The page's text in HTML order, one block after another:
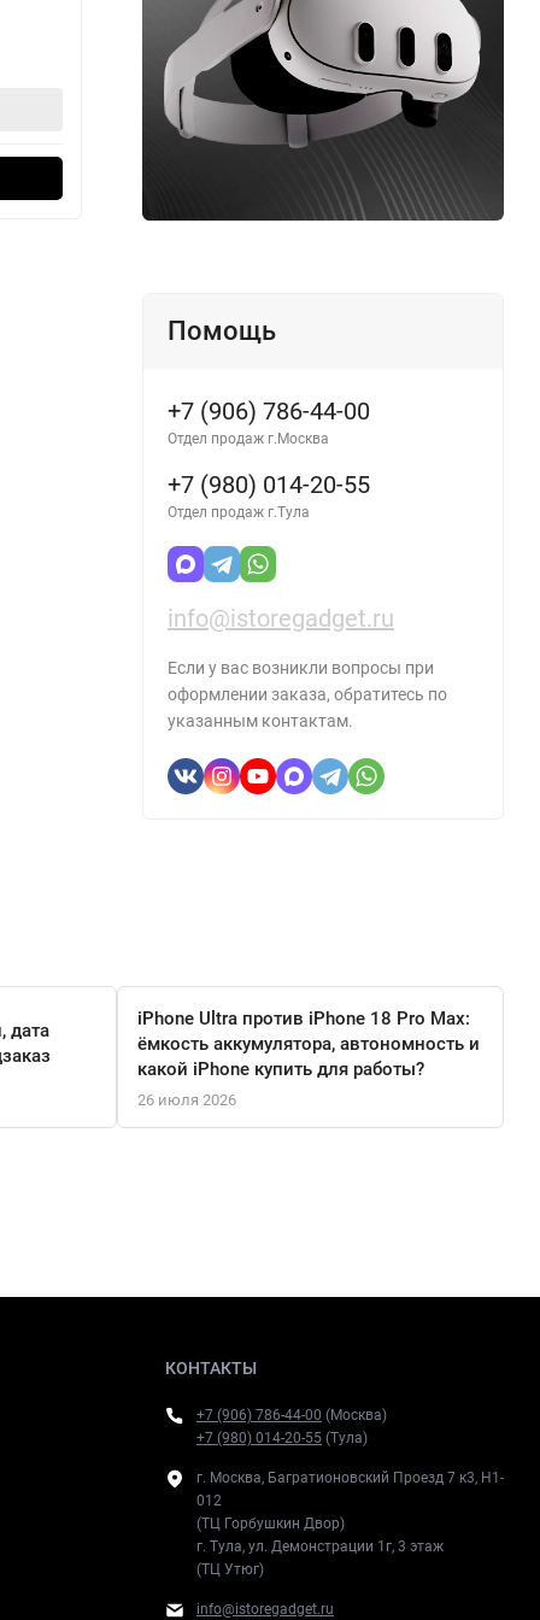
9 990
В корзину
Оформить в 1 клик
Помощь
+7 (906) 786-44-00
Отдел продаж г.Москва
+7 (980) 014-20-55
Отдел продаж г.Тула
info@istoregadget.ru
Если у вас возникли вопросы при
оформлении заказа, обратитесь по
указанным контактам.
дата
iPhone Ultra против iPhone 18 Pro Max:
ёмкость аккумулятора, автономность и
какой iPhone купить для работы?
26 июля 2026
КОНТАКТЫ
+7 (906) 786-44-00 (Москва)
+7 (980) 014-20-55 (Тула)
г. Москва, Багратионовский Проезд 7 к3, H1-
012
(ТЦ Горбушкин Двор)
г. Тула, ул. Демонстрации 1г, 3 этаж
(ТЦ Утюг)
info@istoregadget.ru